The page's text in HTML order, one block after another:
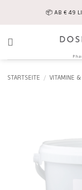
📦 AB € 49
STARTSEITE / VITAMINE